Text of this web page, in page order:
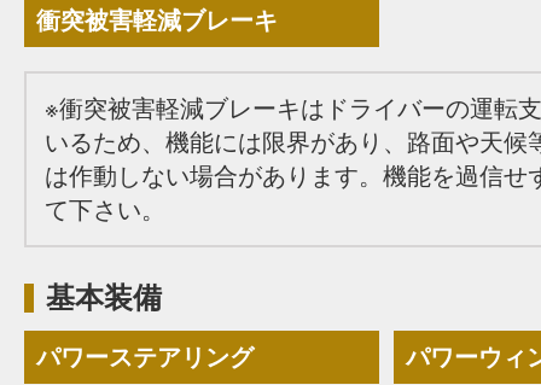
衝突被害軽減ブレーキ
※衝突被害軽減ブレーキはドライバーの運転
いるため、機能には限界があり、路面や天候
は作動しない場合があります。機能を過信せ
て下さい。
基本装備
パワーステアリング パワーウィ